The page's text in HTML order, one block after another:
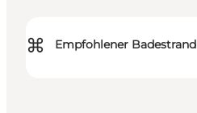
⌘ Empfohlener Badestrand